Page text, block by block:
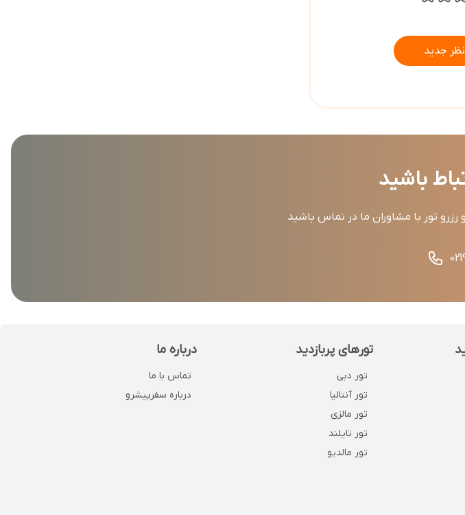
جدید
باشید
تور با مشاوران ما در تماس باشید
تورهای پربازدید
تور دبی
تور آنتالیا
تور مالزی
تور تایلند
تور مالدیو
درباره ما
تماس با ما
درباره سفرپیشرو